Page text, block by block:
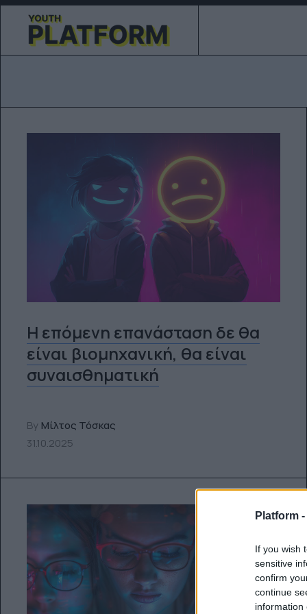
Platform -
If you wish
sensitive
confirm
continue
information
Η επόμενη επανάσταση δε θα
είναι βιομηχανική, θα είναι
συναισθηματική
By Μίλτος Τόσκας
31.10.2025